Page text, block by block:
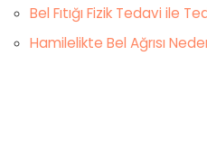
Bel Fıtığı Fizik Tedavi ile
Hamilelikte Bel Ağrısı